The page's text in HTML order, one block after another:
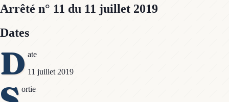
Arrêté n° 11 du 11 juillet 2019
Dates
D ate
11 juillet 2019
ortie